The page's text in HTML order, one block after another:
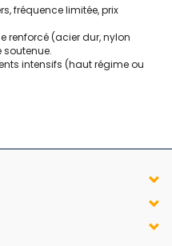
fréquence limitée, prix
renforcé (acier dur, nylon
soutenue.
intensifs (haut régime ou